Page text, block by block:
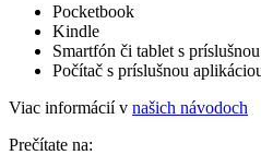
Pocketbook
Kindle
Smartfón či tablet s
Počítač s príslušnou
Viac informácií v našich návodoch
Prečítate na: